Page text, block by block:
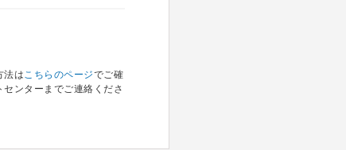
法はこちらのページでご確
ンターまでご連絡くださ